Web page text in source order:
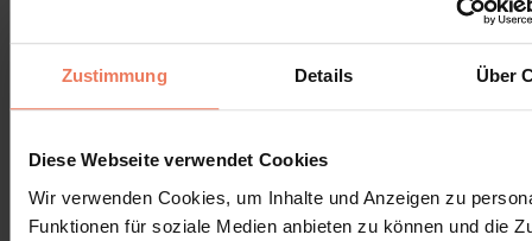
Zustimmung Details Über
Diese Webseite verwendet Cookies
Wir verwenden Cookies, um Inhalte und Anzeigen zu
Funktionen für soziale Medien anbieten zu können und die
Schreibe einen Kommentar
Du musstangemeldetsein, um einen Kommentar
abzugeben.